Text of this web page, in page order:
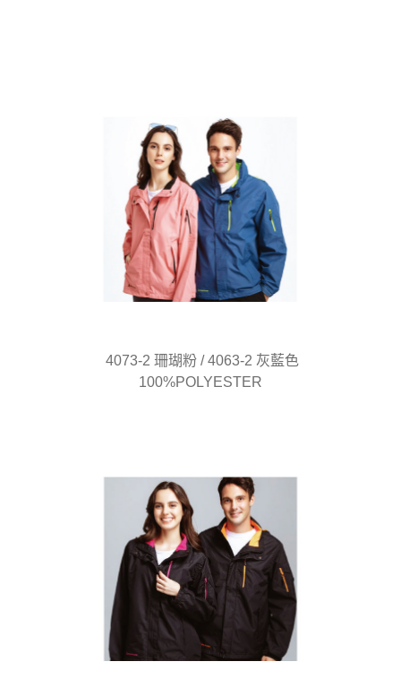
4073-2 珊瑚粉 / 4063-2 灰藍色
100%POLYESTER